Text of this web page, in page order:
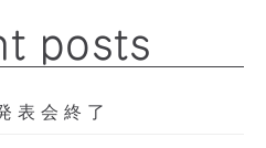
posts
表会終了